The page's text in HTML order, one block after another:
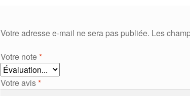
Votre adresse e-mail ne sera pas publiée. Les
Votre note*
Votre avis*